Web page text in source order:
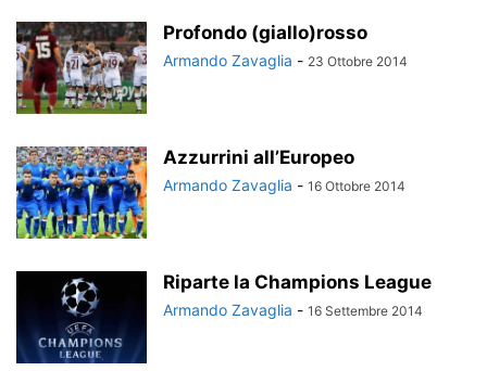
Profondo (giallo)rosso
Armando Zavaglia - 23 Ottobre 2014
Azzurrini all’Europeo
Armando Zavaglia - 16 Ottobre 2014
Riparte la Champions League
Armando Zavaglia - 16 Settembre 2014